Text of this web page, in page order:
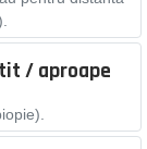
/ aproape